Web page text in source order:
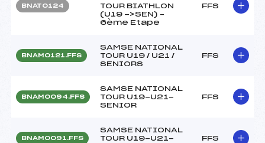
BNAT0124
TOUR BIATHLON
(U19 ->SEN) –
6ème Etape
FFS
BNAM0121.FFS
SAMSE NATIONAL
TOUR U19 / U21 /
SENIORS
FFS
BNAM0094.FFS
SAMSE NATIONAL
TOUR U19-U21-
SENIOR
FFS
BNAM0091.FFS
SAMSE NATIONAL
TOUR U19-U21-
FFS